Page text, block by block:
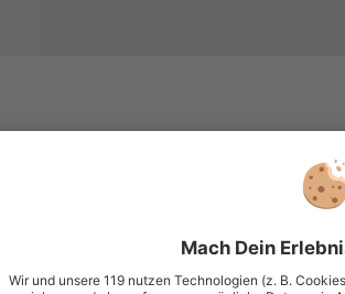
Bildauswahl, 3 Dateien mit Profi-
gegen Aufpreis)